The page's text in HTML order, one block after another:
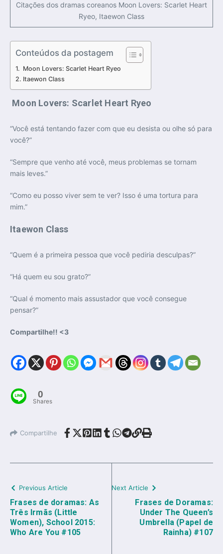
Citações dos dramas coreanos Moon Lovers: Scarlet Heart
Ryeo, Itaewon Class
Conteúdos da postagem
Moon Lovers: Scarlet Heart Ryeo
Itaewon Class
Moon Lovers: Scarlet Heart Ryeo
“Você está tentando fazer com que eu desista ou olhe só para
você?”
“Sempre que venho até você, meus problemas se tornam
mais leves.”
“Como eu posso viver sem te ver? Isso é uma tortura para
mim.”
Itaewon Class
“Quem é a primeira pessoa que você pediria desculpas?”
“Há quem eu sou grato?”
“Qual é momento mais assustador que você consegue
pensar?”
Compartilhe!! <3
0
Shares
Compartilhe
Previous Article
Frases de doramas: As
Três Irmãs (Little
Women), School 2015:
Who Are You #105
Next Article
Frases de Doramas:
Under The Queen’s
Umbrella (Papel de
Rainha) #107